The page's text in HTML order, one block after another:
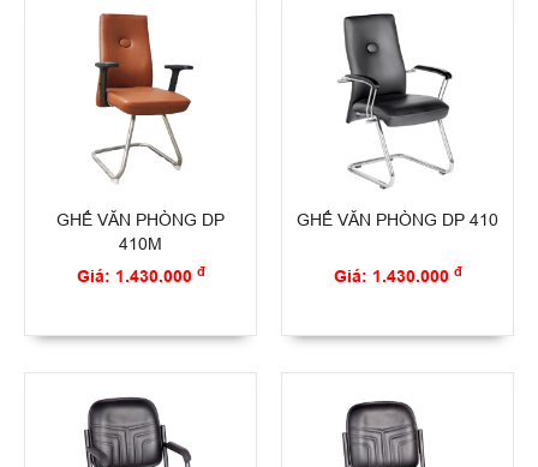
GHẾ VĂN PHÒNG DP
410M
Giá: 1.430.000 đ
GHẾ VĂN PHÒNG DP 410
Giá: 1.430.000 đ